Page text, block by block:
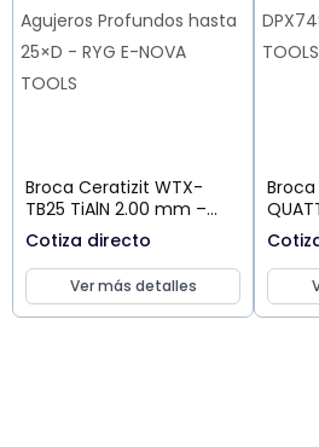
Broca Ceratizit WTX-
TB25 TiAlN 2.00 mm –
Agujeros Profundos
hasta 25×D
Cotiza directo
Ver más detalles
IK